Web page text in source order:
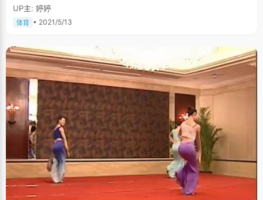
UP主: 婷婷
体育 • 2021/5/13